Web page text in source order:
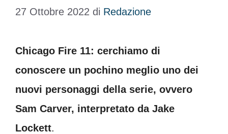
27 Ottobre 2022 di Redazione
Chicago Fire 11: cerchiamo di
conoscere un pochino meglio uno dei
nuovi personaggi della serie, ovvero
Sam Carver, interpretato da Jake
Lockett.